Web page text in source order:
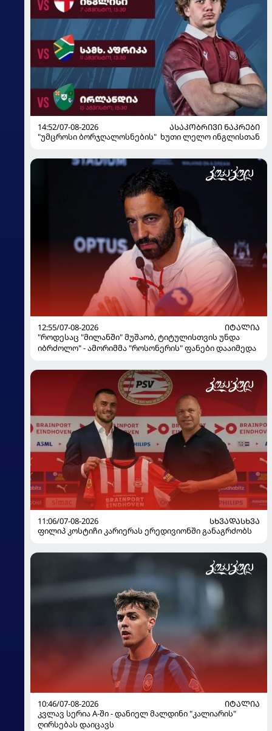
14:52/07-08-2026
ᲐᲡᲐᲙᲝᲑᲠᲘᲕᲘ ᲜᲐᲙᲠᲔᲑᲘ
"უმცროსი ბორჯღალოსნების" ხუთი ლელო ინგლისთან
12:55/07-08-2026
ᲘᲢᲐᲚᲘᲐ
"როდესაც "მილანში" მუშაობ, ტიტულისთვის უნდა
იბრძოლო" - ამორიმმა "როსონერის" ფანები დააიმედა
11:06/07-08-2026
ᲡᲮᲕᲐᲓᲐᲡᲮᲕᲐ
ფილიპ კოსტიჩი კარიერას ერედივიონში განაგრძობს
10:46/07-08-2026
ᲘᲢᲐᲚᲘᲐ
კვლავ სერია A-ში - დანიელ მალდინი "კალიარის"
ღირსებას დაიცავს